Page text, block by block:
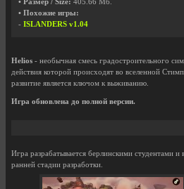
• Размер / Size: 405.66 Мб.
• Похожие игры:
- ISLANDERS v1.04
Helios - необычная смесь градостроительного
действия которой происходят во вселенной
развитие является ключом к выживанию.
Игра обновлена до полной версии.
Игра разрабатывается берлинскими студентами и
ранней стадии разработки.